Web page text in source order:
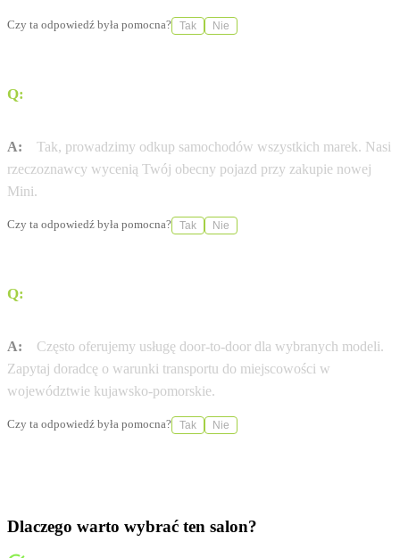
Czy ta odpowiedź była pomocna? Tak Nie
Q:
A:
Tak, prowadzimy odkup samochodów wszystkich marek. Nasi
rzeczoznawcy wycenią Twój obecny pojazd przy zakupie nowej
Mini.
Czy ta odpowiedź była pomocna? Tak Nie
Q:
A:
Często oferujemy usługę door-to-door dla wybranych modeli.
Zapytaj doradcę o warunki transportu do miejscowości w
województwie kujawsko-pomorskie.
Czy ta odpowiedź była pomocna? Tak Nie
Dlaczego warto wybrać ten salon?